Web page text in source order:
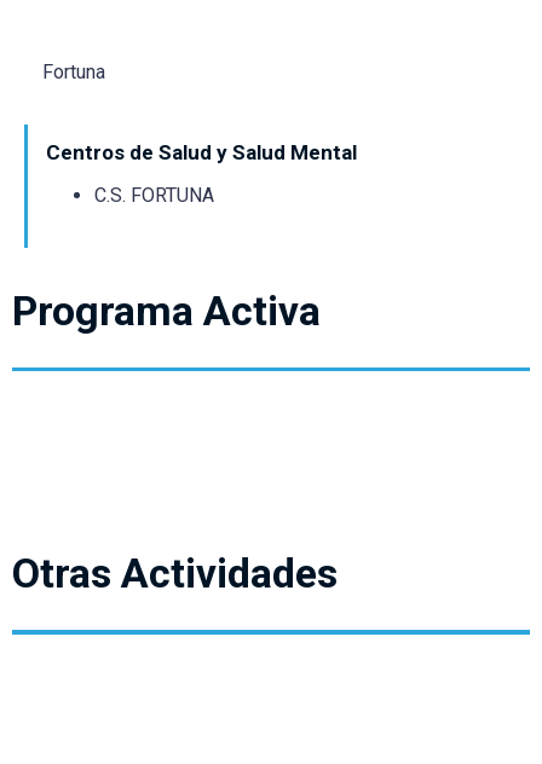
Fortuna
Centros de Salud y Salud Mental
C.S. FORTUNA
Programa Activa
Otras Actividades